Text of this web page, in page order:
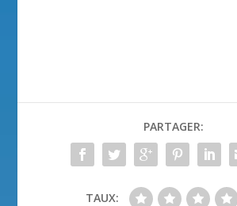
PARTAGER:
TAUX: